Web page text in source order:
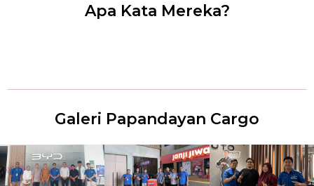
Apa Kata Mereka?
Galeri Papandayan Cargo